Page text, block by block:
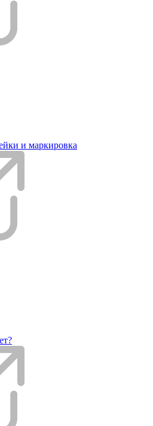
и маркировка